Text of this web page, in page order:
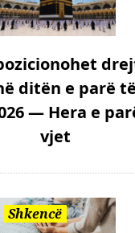
ditën e parë
— Hera e
vjet
Shkencë